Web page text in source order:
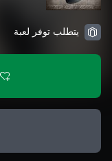
يتطلب توفر لعبة